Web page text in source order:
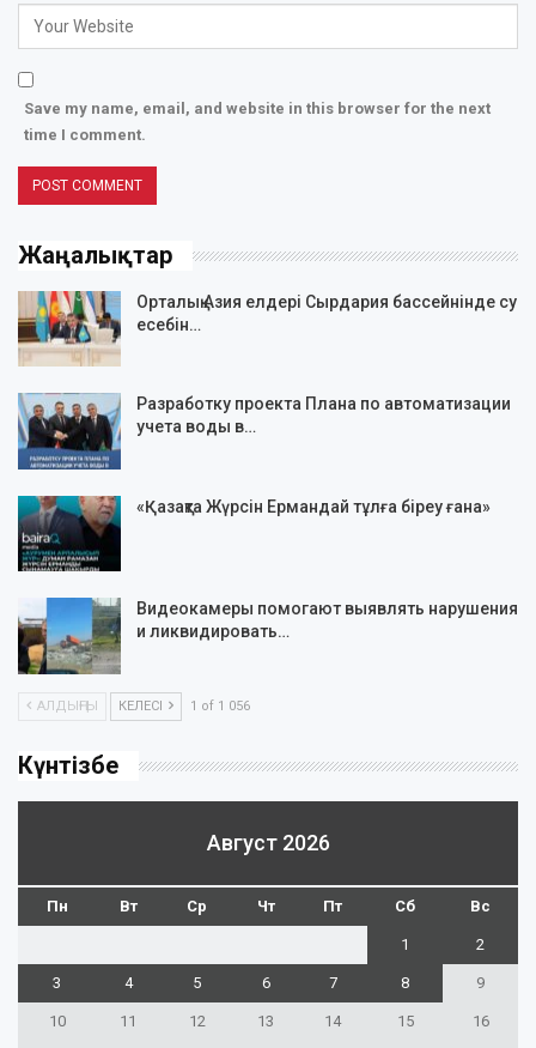
Save my name, email, and website in this browser for the next
time I comment.
Жаңалықтар
Орталық Азия елдері Сырдария бассейнінде су
есебін…
Разработку проекта Плана по автоматизации
учета воды в…
«Қазақта Жүрсін Ермандай тұлға біреу ғана»
Видеокамеры помогают выявлять нарушения
и ликвидировать…
АЛДЫҢҒЫ КЕЛЕСІ 1 of 1 056
Күнтізбе
Август 2026
Пн Вт Ср Чт Пт Сб Вс
1 2
3 4 5 6 7 8 9
10 11 12 13 14 15 16